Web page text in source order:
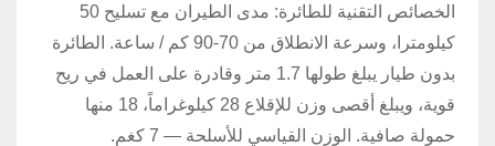
الخصائص التقنية للطائرة: مدى الطيران مع تسليح 50
كيلومترا، وسرعة الانطلاق من 70-90 كم / ساعة. الطائرة
بدون طيار يبلغ طولها 1.7 متر وقادرة على العمل في ريح
قوية، ويبلغ أقصى وزن للإقلاع 28 كيلوغراماً، 18 منها
حمولة صافية. الوزن القياسي للأسلحة — 7 كغم.